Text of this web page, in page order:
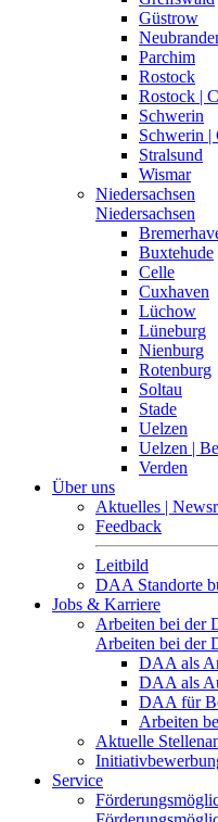
Güstrow
Parchim
Rostock
Rostock |
Schwerin
Schwerin |
Stralsund
Wismar
Niedersachsen
Niedersachsen
Buxtehude
Celle
Cuxhaven
Lüchow
Lüneburg
Nienburg
Rotenburg
Soltau
Stade
Uelzen
Uelzen |
Verden
Über uns
Aktuelles |
Feedback
Leitbild
DAA Standorte
Jobs & Karriere
Arbeiten bei der
Arbeiten bei der
DAA als
DAA als
DAA für
Arbeiten
Aktuelle
Service